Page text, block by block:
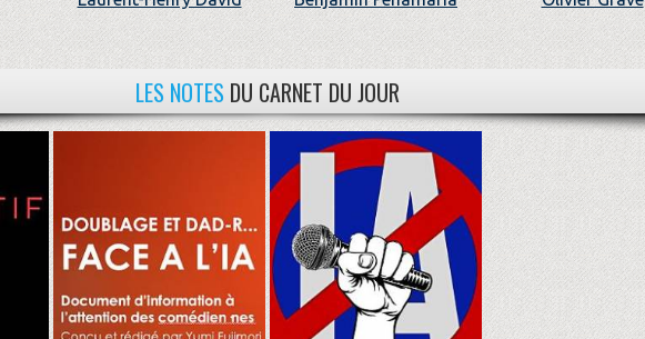
LES NOTES DU CARNET DU JOUR